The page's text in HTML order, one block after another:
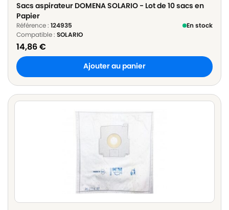
Sacs aspirateur DOMENA SOLARIO - Lot de 10 sacs en
Papier
Référence : 124935
En stock
Compatible : SOLARIO
14,86€
Ajouter au panier